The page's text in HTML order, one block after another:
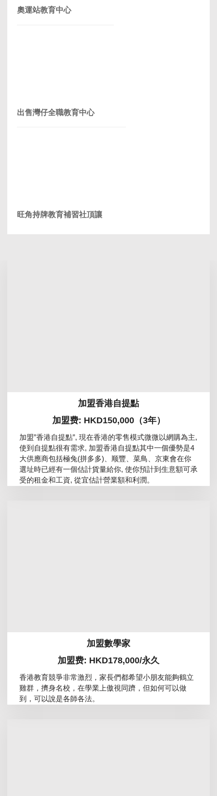
奧運站教育中心
出售灣仔全職教育中心
旺角持牌教育補習社頂讓
加盟香港自提點
加盟费: HKD150,000（3年）
加盟”香港自提點”, 現在香港的零售模式微微以網購為主,
使到自提點很有需求, 加盟香港自提點其中一個優勢是4
大供應商包括極兔(拼多多)、顺豐、菜鳥、京東會在你
選址時已經有一個估計貨量給你, 使你預計到生意額可承
受的租金和工資, 從宜估計營業額和利潤。
加盟數學家
加盟费: HKD178,000/永久
香港教育競爭非常激烈，家長們都希望小朋友能夠鶴立
雞群，擠身名校，在學業上傲視同躋，但如何可以做
到，可以說是各師各法。